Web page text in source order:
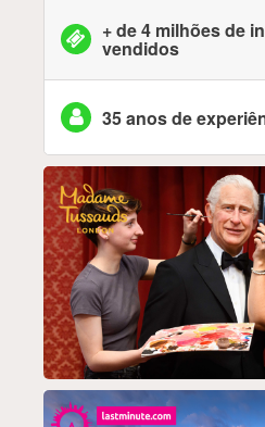
+ de 4 milhões de
vendidos
35 anos de